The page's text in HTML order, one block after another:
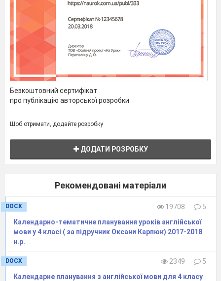
класи», К., 2016 р.
Безкоштовний сертифікат
про публікацію авторської розробки
Щоб отримати, додайте розробку
ДОДАТИ РОЗРОБКУ
Рекомендовані матеріали
DOCX 19708
5
Календарно-тематичне планування уроків англійської
мови у 4 класі ( за підручник Оксани Карпюк) 2017-2018
н.р.
DOCX 2349
5
Календарне планування з англійської мови для 4 класу